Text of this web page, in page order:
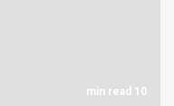
10 min read